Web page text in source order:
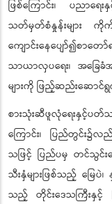
ဖြစ်ကြောင်း၊ ပညာရေ
သတ်မှတ်စံနှုန်းများ ကိုက်
ကျောင်းနေပျော်၍စာတ
သာယာလှပရေး၊ အခြေ
များကို ဖြည့်ဆည်းဆောင်ရွ
စားသုံးဆီဖူလုံရေးနှင့်ပတ်
ကြောင်း၊ ပြည်တွင်း၌
သဖြင့် ပြည်ပမှ တင်သွင်း
သီးနှံများဖြစ်သည့် မြေ
သည့် တိုင်းဒေသကြီးနှင့်